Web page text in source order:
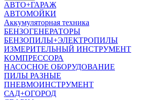
АВТО+ГАРАЖ
АВТОМОЙКИ
Аккумуляторная техника
БЕНЗОГЕНЕРАТОРЫ
БЕНЗОПИЛЫ+ЭЛЕКТРОПИЛЫ
ИЗМЕРИТЕЛЬНЫЙ ИНСТРУМЕНТ
КОМПРЕССОРА
НАСОСНОЕ ОБОРУДОВАНИЕ
ПИЛЫ РАЗНЫЕ
ПНЕВМОИНСТРУМЕНТ
САД+ОГОРОД